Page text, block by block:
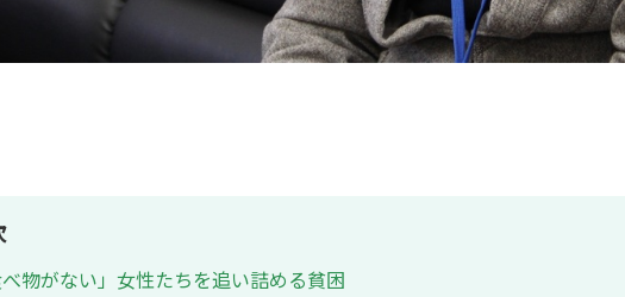
べ物がない」女性たちを追い詰める貧困